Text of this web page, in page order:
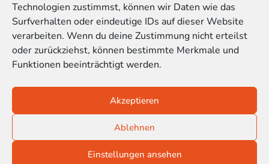
Technologien zustimmst, können wir Daten wie das
Surfverhalten oder eindeutige IDs auf dieser Website
verarbeiten. Wenn du deine Zustimmung nicht erteilst
oder zurückziehst, können bestimmte Merkmale und
Funktionen beeinträchtigt werden.
Akzeptieren
Ablehnen
Einstellungen ansehen
Impressum
Datenschutzerklärung
Cookie-Richtlinie (EU)
Satzung der Kinoblindgänger gGmbH
© 2016-2026 Kinoblindgänger gemeinnützige GmbH
SOZIALE MEDIEN